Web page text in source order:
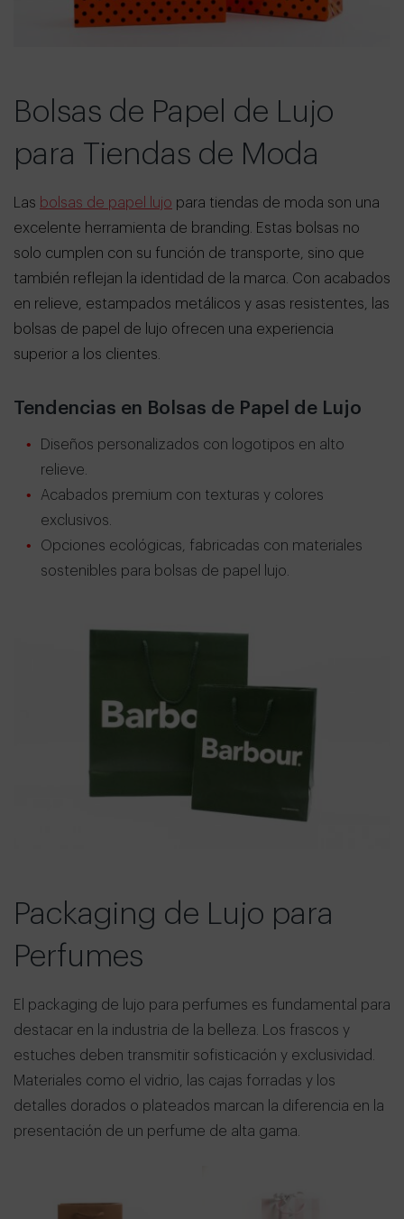
Bolsas de Papel de Lujo
para Tiendas de Moda
Las bolsas de papel lujo para tiendas de moda son una
excelente herramienta de branding. Estas bolsas no
solo cumplen con su función de transporte, sino que
también reflejan la identidad de la marca. Con acabados
en relieve, estampados metálicos y asas resistentes, las
bolsas de papel de lujo ofrecen una experiencia
superior a los clientes.
Tendencias en Bolsas de Papel de Lujo
Diseños personalizados con logotipos en alto
relieve.
Acabados premium con texturas y colores
exclusivos.
Opciones ecológicas, fabricadas con materiales
sostenibles para bolsas de papel lujo.
Packaging de Lujo para
Perfumes
El packaging de lujo para perfumes es fundamental para
destacar en la industria de la belleza. Los frascos y
estuches deben transmitir sofisticación y exclusividad.
Materiales como el vidrio, las cajas forradas y los
detalles dorados o plateados marcan la diferencia en la
presentación de un perfume de alta gama.